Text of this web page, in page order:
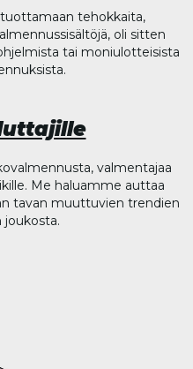
tehokkaita,
oli sitten
tai moniulotteisista
valmentajaa
Me haluamme auttaa
tavan muuttuvien trendien
joukosta.